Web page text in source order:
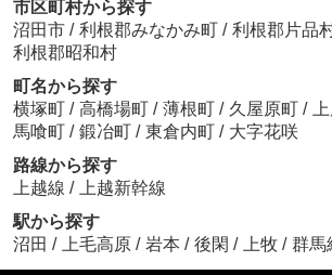
市区町村から探す
沼田市 / 利根郡みなかみ町 / 利根郡片品
利根郡昭和村
町名から探す
横塚町 / 高橋場町 / 薄根町 / 久屋原町 /
馬喰町 / 鍛冶町 / 東倉内町 / 大字花咲
路線から探す
上越線 /
上越新幹線
駅から探す
沼田 / 上毛高原 / 岩本 / 後閑 / 上牧 / 群馬